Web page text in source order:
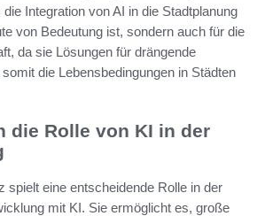
Integration von AI in die Stadtplanung
von Bedeutung ist, sondern auch für die
da sie Lösungen für drängende
die Lebensbedingungen in Städten
die Rolle von KI in der
spielt eine entscheidende Rolle in der
mit KI. Sie ermöglicht es, große